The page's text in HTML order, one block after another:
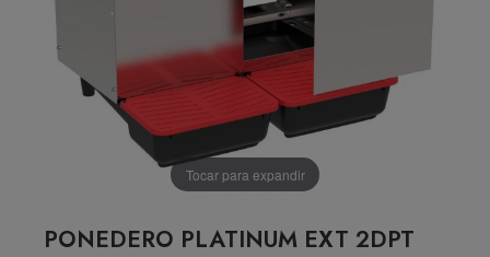
Tocar para expandir
PONEDERO PLATINUM EXT 2DPT